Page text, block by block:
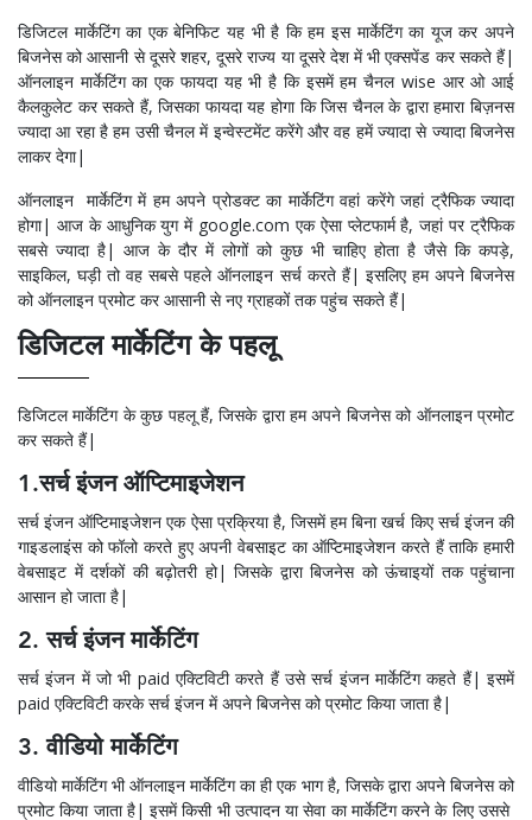
डिजिटल मार्केटिंग का एक बेनिफिट यह भी है कि हम इस मार्केटिंग का यूज कर अपने
बिजनेस को आसानी से दूसरे शहर, दूसरे राज्य या दूसरे देश में भी एक्सपेंड कर सकते हैं|
ऑनलाइन मार्केटिंग का एक फायदा यह भी है कि इसमें हम चैनल wise आर ओ आई
कैलकुलेट कर सकते हैं, जिसका फायदा यह होगा कि जिस चैनल के द्वारा हमारा बिज़नस
ज्यादा आ रहा है हम उसी चैनल में इन्वेस्टमेंट करेंगे और वह हमें ज्यादा से ज्यादा बिजनेस
लाकर देगा|
ऑनलाइन मार्केटिंग में हम अपने प्रोडक्ट का मार्केटिंग वहां करेंगे जहां ट्रैफिक ज्यादा
होगा| आज के आधुनिक युग में google.com एक ऐसा प्लेटफार्म है, जहां पर ट्रैफिक
सबसे ज्यादा है| आज के दौर में लोगों को कुछ भी चाहिए होता है जैसे कि कपड़े,
साइकिल, घड़ी तो वह सबसे पहले ऑनलाइन सर्च करते हैं| इसलिए हम अपने बिजनेस
को ऑनलाइन प्रमोट कर आसानी से नए ग्राहकों तक पहुंच सकते हैं|
डिजिटल मार्केटिंग के पहलू
डिजिटल मार्केटिंग के कुछ पहलू हैं, जिसके द्वारा हम अपने बिजनेस को ऑनलाइन प्रमोट
कर सकते हैं|
1.सर्च इंजन ऑप्टिमाइजेशन
सर्च इंजन ऑप्टिमाइजेशन एक ऐसा प्रक्रिया है, जिसमें हम बिना खर्च किए सर्च इंजन की
गाइडलाइंस को फॉलो करते हुए अपनी वेबसाइट का ऑप्टिमाइजेशन करते हैं ताकि हमारी
वेबसाइट में दर्शकों की बढ़ोतरी हो| जिसके द्वारा बिजनेस को ऊंचाइयों तक पहुंचाना
आसान हो जाता है|
2. सर्च इंजन मार्केटिंग
सर्च इंजन में जो भी paid एक्टिविटी करते हैं उसे सर्च इंजन मार्केटिंग कहते हैं| इसमें
paid एक्टिविटी करके सर्च इंजन में अपने बिजनेस को प्रमोट किया जाता है|
3. वीडियो मार्केटिंग
वीडियो मार्केटिंग भी ऑनलाइन मार्केटिंग का ही एक भाग है, जिसके द्वारा अपने बिजनेस को
प्रमोट किया जाता है| इसमें किसी भी उत्पादन या सेवा का मार्केटिंग करने के लिए उससे